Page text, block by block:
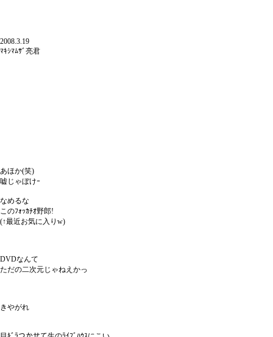
2008.3.19
ﾏｷｼﾏﾑｻﾞ亮君
あほか(笑)
嘘じゃぼけｰ
なめるな
このﾌｫｯｶﾁｵ野郎!
(↑最近お気に入りw)
DVDなんて
ただの二次元じゃねえかっ
きやがれ